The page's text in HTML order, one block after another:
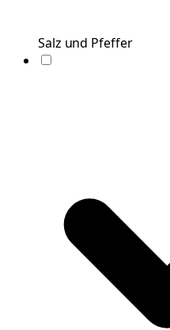
Salz und Pfeffer